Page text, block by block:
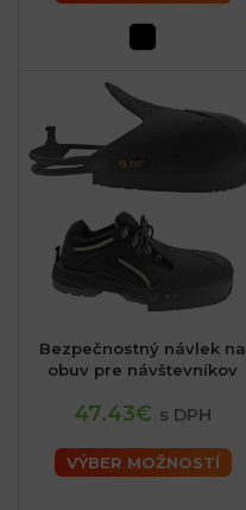
Bezpečnostný návlek na
obuv pre návštevníkov
47.43€ s DPH
VÝBER MOŽNOSTÍ